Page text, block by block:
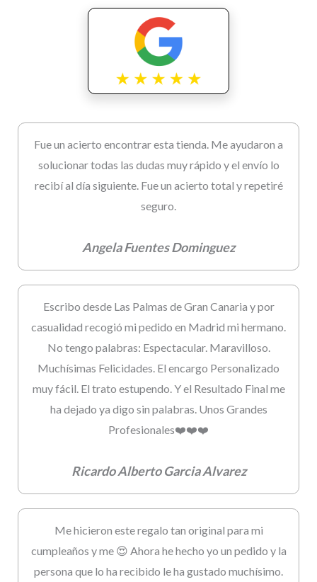
Fue un acierto encontrar esta tienda. Me ayudaron a
solucionar todas las dudas muy rápido y el envío lo
recibí al día siguiente. Fue un acierto total y repetiré
seguro.
Angela Fuentes Dominguez
Escribo desde Las Palmas de Gran Canaria y por
casualidad recogió mi pedido en Madrid mi hermano.
No tengo palabras: Espectacular. Maravilloso.
Muchísimas Felicidades. El encargo Personalizado
muy fácil. El trato estupendo. Y el Resultado Final me
ha dejado ya digo sin palabras. Unos Grandes
Profesionales❤️❤️❤️
Ricardo Alberto Garcia Alvarez
Me hicieron este regalo tan original para mi
cumpleaños y me 😍 Ahora he hecho yo un pedido y la
persona que lo ha recibido le ha gustado muchísimo.